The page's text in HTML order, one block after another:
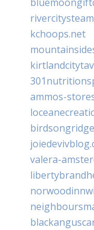
kchoops.net
ammos-
valera-